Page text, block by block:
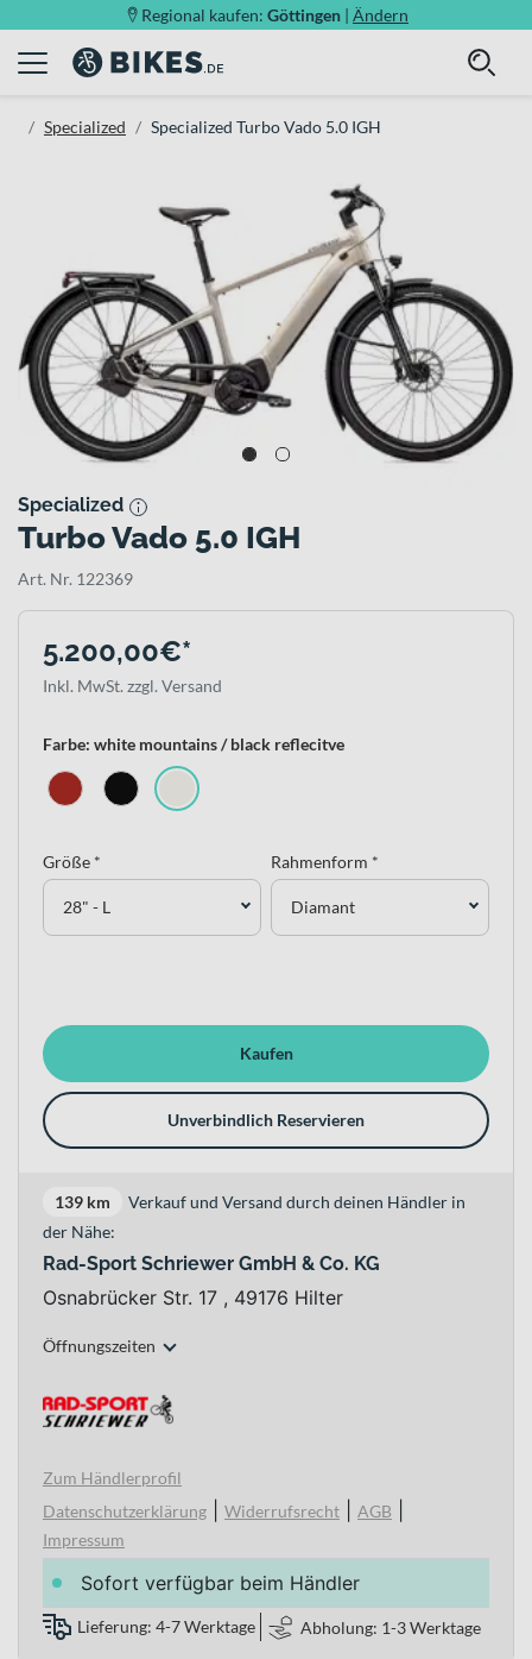
Regional kaufen: Göttingen | Ändern
Specialized Specialized Turbo Vado 5.0 IGH
Specialized
Turbo Vado 5.0 IGH
Art. Nr. 122369
5.200,00€*
Inkl. MwSt. zzgl. Versand
Farbe: white mountains / black reflecitve
Größe *
28" - L
Rahmenform *
Diamant
Kaufen
Unverbindlich Reservieren
139 km
Verkauf und Versand durch deinen Händler in
der Nähe:
Rad-Sport Schriewer GmbH & Co. KG
Osnabrücker Str. 17 , 49176 Hilter
Öffnungszeiten
Zum Händlerprofil
Datenschutzerklärung
Widerrufsrecht AGB
Impressum
Sofort verfügbar beim Händler
Lieferung: 4-7 Werktage Abholung: 1-3 Werktage